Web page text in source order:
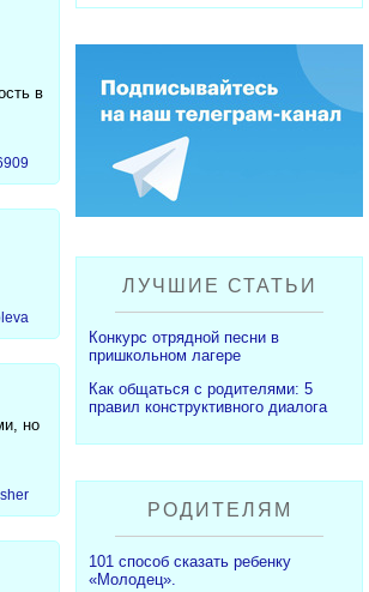
в
но
ЛУЧШИЕ СТАТЬИ
Конкурс отрядной песни в
пришкольном лагере
Как общаться с родителями: 5
правил конструктивного диалога
РОДИТЕЛЯМ
101 способ сказать ребенку
«Молодец».